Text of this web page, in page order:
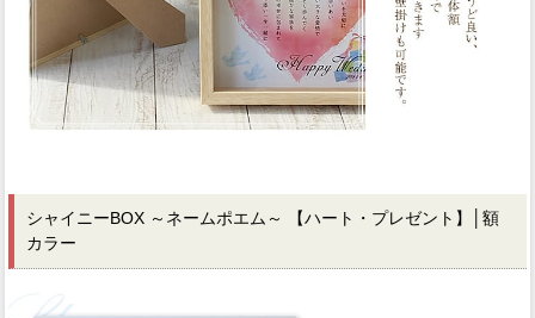
シャイニーBOX ～ネームポエム～ 【ハート・プレゼント】
│額
カラー